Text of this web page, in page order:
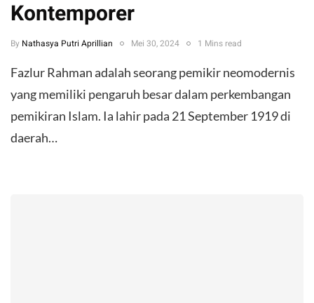
Kontemporer
By Nathasya Putri Aprillian Mei 30, 2024 1 Mins read
Fazlur Rahman adalah seorang pemikir neomodernis
yang memiliki pengaruh besar dalam perkembangan
pemikiran Islam. Ia lahir pada 21 September 1919 di
daerah…